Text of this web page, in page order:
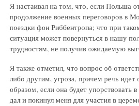
Я настаивал на том, что, если Польша
продолжение военных переговоров в
поездки фон Риббентропа; что при
ситуация может повернуться в нашу
трудностям, не получив ожидаемую
Я также отметил, что вопрос об
либо другим, угроза, причем речь
образом, если она будет упорствовать
дал и покинул меня для участия в